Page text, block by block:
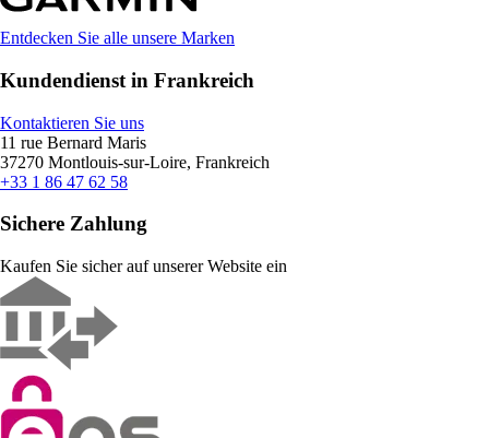
Entdecken Sie alle unsere Marken
Kundendienst in Frankreich
Kontaktieren Sie uns
11 rue Bernard Maris
37270 Montlouis-sur-Loire, Frankreich
+33 1 86 47 62 58
Sichere Zahlung
Kaufen Sie sicher auf unserer Website ein